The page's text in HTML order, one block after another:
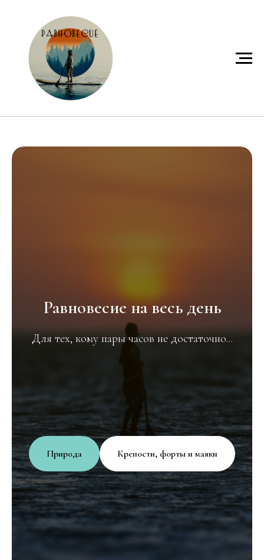
Равновесие на весь день
Для тех, кому пары часов не достаточно...
Природа Крепости, форты и маяки